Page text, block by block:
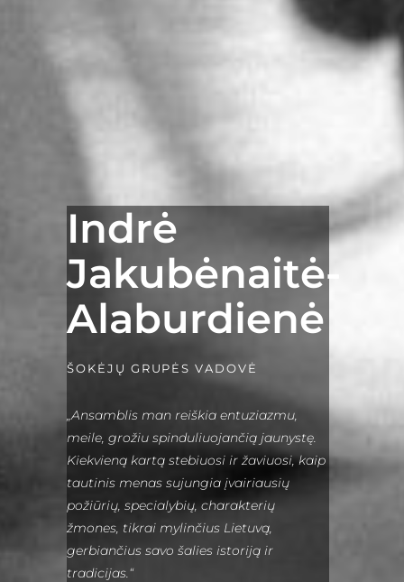
Indrė
Jakubėnaitė-
Alaburdienė
ŠOKĖJŲ GRUPĖS VADOVĖ
„Ansamblis man reiškia entuziazmu,
meile, grožiu spinduliuojančią jaunystę.
Kiekvieną kartą stebiuosi ir žaviuosi, kaip
tautinis menas sujungia įvairiausių
požiūrių, specialybių, charakterių
žmones, tikrai mylinčius Lietuvą,
gerbiančius savo šalies istoriją ir
tradicijas.“